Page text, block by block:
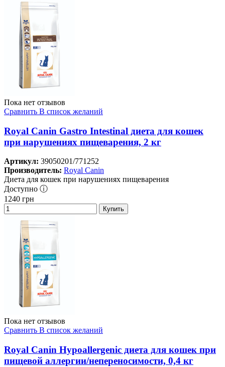
Пока нет отзывов
Сравнить В список желаний
Royal Canin Gastro Intestinal диета для кошек
при нарушениях пищеварения, 2 кг
Артикул: 39050201/771252
Производитель: Royal Canin
Диета для кошек при нарушениях пищеварения
Доступно ⓘ
1240 грн
Купить
Пока нет отзывов
Сравнить В список желаний
Royal Canin Hypoallergenic диета для кошек при
пищевой аллергии/непереносимости, 0,4 кг